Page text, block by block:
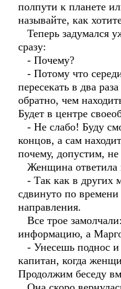
полпути к планете
называйте, как
Теперь задумался
сразу:
- Почему?
- Потому что
пересекать в два
обратно, чем
Будет в центре
- Не слабо! Буду
концов, а сам
почему, допустим,
Женщина ответила
- Так как в других
сдвинуто по
направления.
Все трое
информацию, а
- Унесешь поднос и
капитан, когда
Продолжим беседу